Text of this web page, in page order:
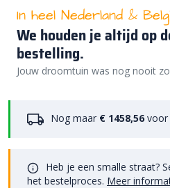
In heel Nederland &
We houden je altijd op
bestelling.
Jouw droomtuin was nog nooit
Nog maar € 1458,56 voor
Heb je een smalle straat?
het bestelproces. Meer